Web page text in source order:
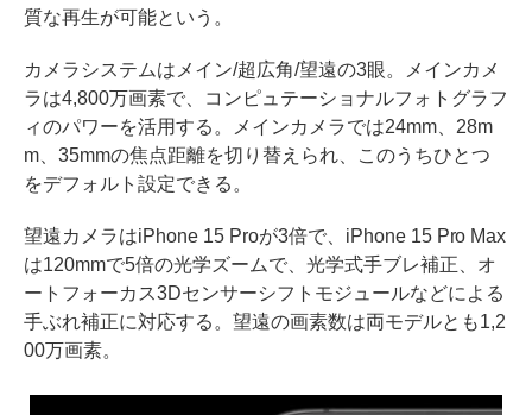
質な再生が可能という。
カメラシステムはメイン/超広角/望遠の3眼。メインカメ
ラは4,800万画素で、コンピュテーショナルフォトグラフ
ィのパワーを活用する。メインカメラでは24mm、28m
m、35mmの焦点距離を切り替えられ、このうちひとつ
をデフォルト設定できる。
望遠カメラはiPhone 15 Proが3倍で、iPhone 15 Pro Max
は120mmで5倍の光学ズームで、光学式手ブレ補正、オ
ートフォーカス3Dセンサーシフトモジュールなどによる
手ぶれ補正に対応する。望遠の画素数は両モデルとも1,2
00万画素。